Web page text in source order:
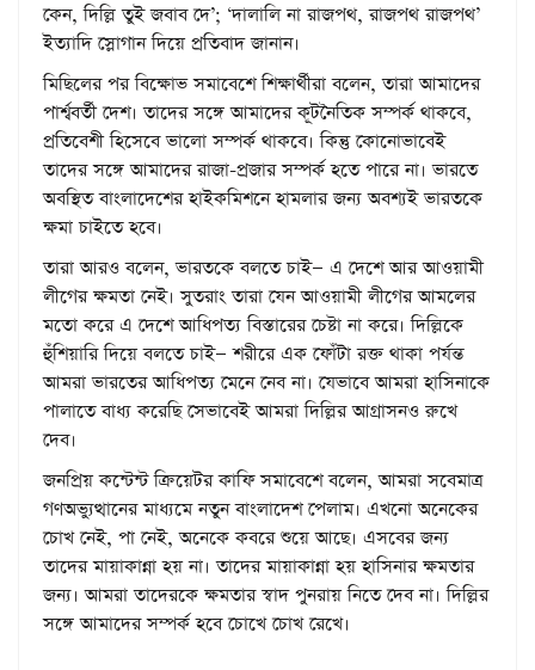
কেন, দিল্লি তুই জবাব দে’; ‘দালালি না রাজপথ, রাজপথ রাজপথ’
ইত্যাদি স্লোগান দিয়ে প্রতিবাদ জানান।
মিছিলের পর বিক্ষোভ সমাবেশে শিক্ষার্থীরা বলেন, তারা আমাদের
পার্শ্ববর্তী দেশ। তাদের সঙ্গে আমাদের কূটনৈতিক সম্পর্ক থাকবে,
প্রতিবেশী হিসেবে ভালো সম্পর্ক থাকবে। কিন্তু কোনোভাবেই
তাদের সঙ্গে আমাদের রাজা-প্রজার সম্পর্ক হতে পারে না। ভারতে
অবস্থিত বাংলাদেশের হাইকমিশনে হামলার জন্য অবশ্যই ভারতকে
ক্ষমা চাইতে হবে।
তারা আরও বলেন, ভারতকে বলতে চাই— এ দেশে আর আওয়ামী
লীগের ক্ষমতা নেই। সুতরাং তারা যেন আওয়ামী লীগের আমলের
মতো করে এ দেশে আধিপত্য বিস্তারের চেষ্টা না করে। দিল্লিকে
হুঁশিয়ারি দিয়ে বলতে চাই— শরীরে এক ফোঁটা রক্ত থাকা পর্যন্ত
আমরা ভারতের আধিপত্য মেনে নেব না। যেভাবে আমরা হাসিনাকে
পালাতে বাধ্য করেছি সেভাবেই আমরা দিল্লির আগ্রাসনও রুখে
দেব।
জনপ্রিয় কন্টেন্ট ক্রিয়েটর কাফি সমাবেশে বলেন, আমরা সবেমাত্র
গণঅভ্যুত্থানের মাধ্যমে নতুন বাংলাদেশ পেলাম। এখনো অনেকের
চোখ নেই, পা নেই, অনেকে কবরে শুয়ে আছে। এসবের জন্য
তাদের মায়াকান্না হয় না। তাদের মায়াকান্না হয় হাসিনার ক্ষমতার
জন্য। আমরা তাদেরকে ক্ষমতার স্বাদ পুনরায় নিতে দেব না। দিল্লির
সঙ্গে আমাদের সম্পর্ক হবে চোখে চোখ রেখে।